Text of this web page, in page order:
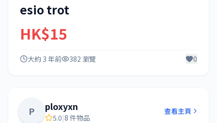
esio trot
HK$15
大約 3 年前 382 瀏覽 0
P ploxyxn
5.0|8 件物品
查看主頁